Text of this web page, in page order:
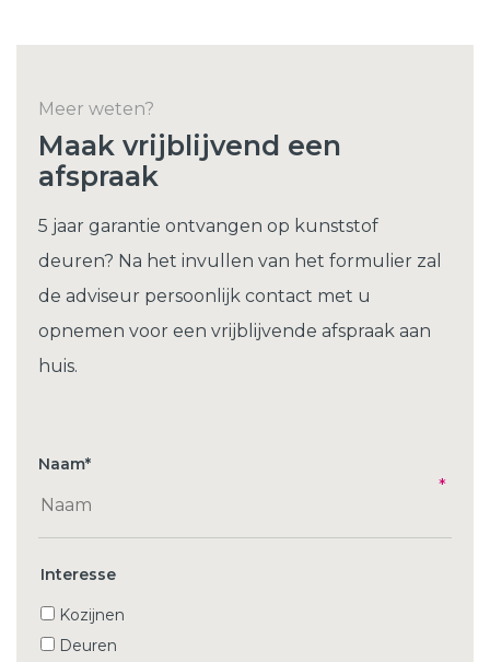
Meer weten?
Maak vrijblijvend een
afspraak
5 jaar garantie ontvangen op kunststof
deuren? Na het invullen van het formulier zal
de adviseur persoonlijk contact met u
opnemen voor een vrijblijvende afspraak aan
huis.
Naam*
Interesse
Kozijnen
Deuren